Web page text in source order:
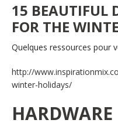
15 BEAUTIFUL
FOR THE
Quelques ressources pour
http://
winter-holidays/
HARDWARE